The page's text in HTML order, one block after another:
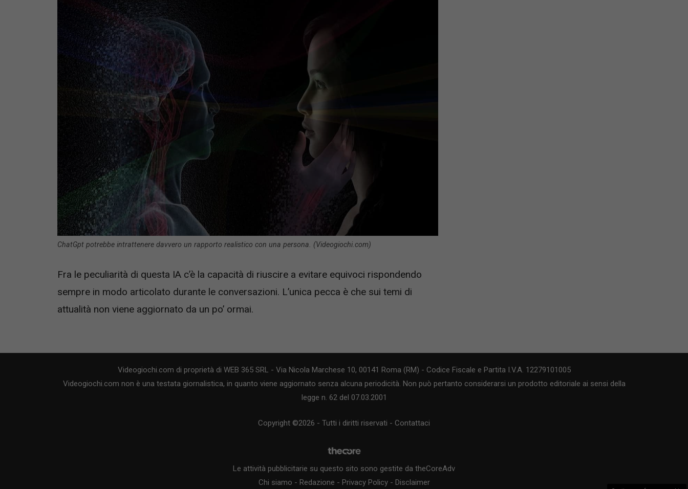
ChatGpt potrebbe intrattenere davvero un rapporto realistico con una persona. (Videogiochi.com)
Fra le peculiarità di questa IA c’è la capacità di riuscire a evitare equivoci rispondendo
sempre in modo articolato durante le conversazioni. L’unica pecca è che sui temi di
attualità non viene aggiornato da un po’ ormai.
Videogiochi.com di proprietà di WEB 365 SRL - Via Nicola Marchese 10, 00141 Roma (RM) - Codice Fiscale e Partita I.V.A. 12279101005
Videogiochi.com non è una testata giornalistica, in quanto viene aggiornato senza alcuna periodicità. Non può pertanto considerarsi un prodotto editoriale ai sensi della
legge n. 62 del 07.03.2001
Copyright ©2026 - Tutti i diritti riservati - Contattaci
Le attività pubblicitarie su questo sito sono gestite da theCoreAdv
Chi siamo - Redazione - Privacy Policy- Disclaimer